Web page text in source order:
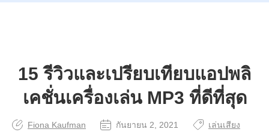
15 รีวิวและเปรียบเทียบแอปพลิ
เคชั่นเครื่องเล่น MP3 ที่ดีที่สุด
Fiona Kaufman กันยายน 2, 2021 เล่นเสียง